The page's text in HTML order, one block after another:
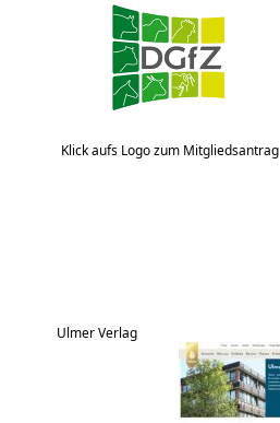
Klick aufs Logo zum Mitgliedsantrag
Ulmer Verlag